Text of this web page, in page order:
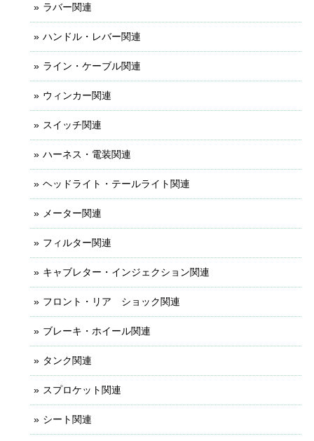
ラバー関連
ハンドル・レバー関連
ライン・ケーブル関連
ウィンカー関連
スイッチ関連
ハーネス・電装関連
ヘッドライト・テールライト関連
メーター関連
フィルター関連
キャブレター・インジェクション関連
フロント・リア ショック関連
ブレーキ・ホイール関連
タンク関連
スプロケット関連
シート関連